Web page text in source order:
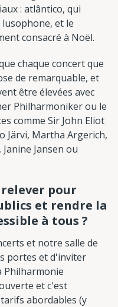
: atlântico, qui
et le
consacré à Noël.
chaque concert que
de remarquable, et
être élevées avec
Philharmoniker ou le
comme Sir John Eliot
Järvi, Martha Argerich,
Jansen ou
relever pour
et rendre la
à tous ?
et notre salle de
portes et d'inviter
Philharmonie
et c'est
abordables (y